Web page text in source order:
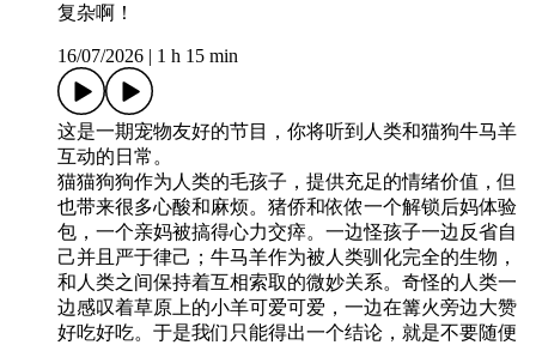
复杂啊！
16/07/2026 1 h 15 min
这是一期宠物友好的节目，你将听到人类和猫狗牛马羊
互动的日常。
猫猫狗狗作为人类的毛孩子，提供充足的情绪价值，但
也带来很多心酸和麻烦。猪侨和依侬一个解锁后妈体验
包，一个亲妈被搞得心力交瘁。一边怪孩子一边反省自
己并且严于律己；牛马羊作为被人类驯化完全的生物，
和人类之间保持着互相索取的微妙关系。奇怪的人类一
边感叹着草原上的小羊可爱可爱，一边在篝火旁边大赞
好吃好吃。于是我们只能得出一个结论，就是不要随便